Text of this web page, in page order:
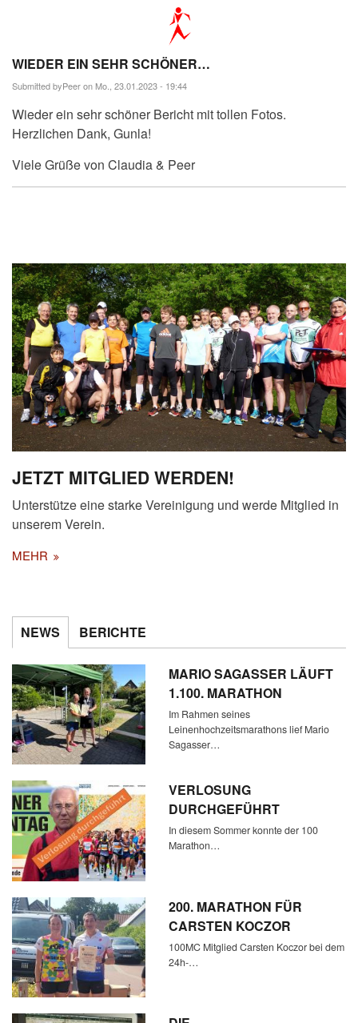
WIEDER EIN SEHR SCHÖNER…
Submitted byPeeron Mo., 23.01.2023 - 19:44
Wieder ein sehr schöner Bericht mit tollen Fotos.
Herzlichen Dank, Gunla!
Viele Grüße von Claudia & Peer
JETZT MITGLIED WERDEN!
Unterstütze eine starke Vereinigung und werde Mitglied in
unserem Verein.
MEHR
NEWS BERICHTE
MARIO SAGASSER LÄUFT
1.100. MARATHON
Im Rahmen seines
Leinenhochzeitsmarathons lief Mario
Sagasser…
VERLOSUNG
DURCHGEFÜHRT
In diesem Sommer konnte der 100
Marathon…
200. MARATHON FÜR
CARSTEN KOCZOR
100MC Mitglied Carsten Koczor bei dem
24h-…